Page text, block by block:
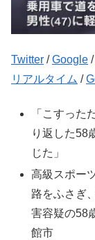
Twitter /Google /
リアルタイム /
「こすっ
り返した58
じた」
高級スポー
路をふさぎ
害容疑の58
館市